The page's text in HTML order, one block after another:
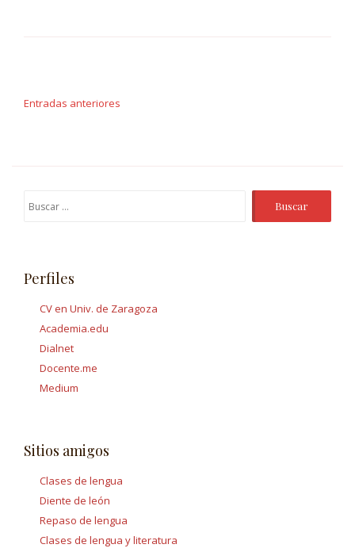
de
Entradas anteriores
Perfiles
CV en Univ. de Zaragoza
Academia.edu
Dialnet
Docente.me
Medium
Sitios amigos
Clases de lengua
Diente de león
Repaso de lengua
Clases de lengua y literatura